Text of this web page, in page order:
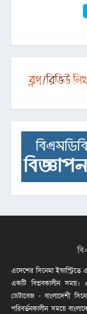
এদেশের সিনেমা
একটি বিপ্লবকালীন সময়।
ডেটাবেজ - বাংলাদেশী
পরিবর্তনকালীন সময়ে